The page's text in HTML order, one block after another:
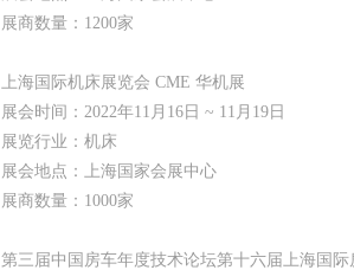
展商数量：1200家
上海国际机床展览会 CME 华机展
展会时间：2022年11月16日 ~ 11月19日
展览行业：机床
展会地点：上海国家会展中心
展商数量：1000家
第三届中国房车年度技术论坛第十六届上海国